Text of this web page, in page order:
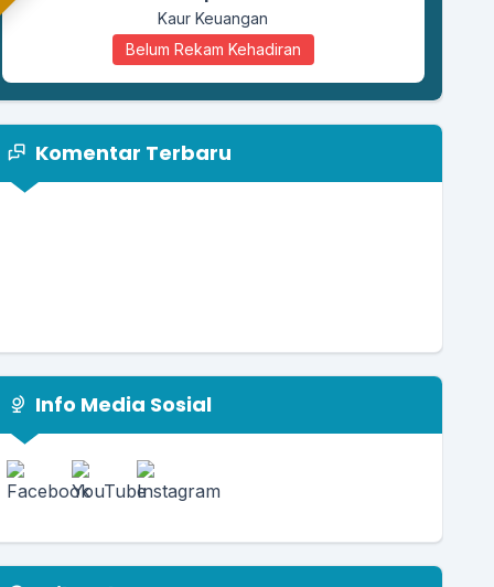
Kaur Keuangan
Belum Rekam Kehadiran
Komentar Terbaru
Info Media Sosial